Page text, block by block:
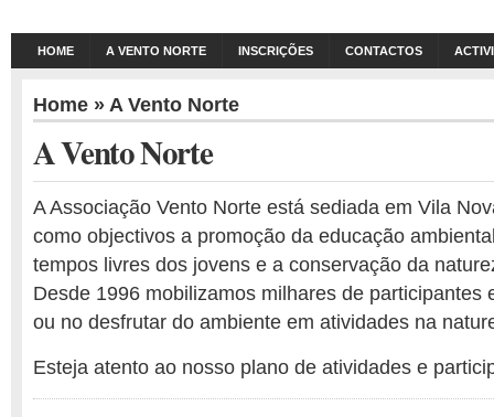
HOME A VENTO NORTE INSCRIÇÕES CONTACTOS
Home » A Vento Norte
A Vento Norte
A Associação Vento Norte está sediada em Vila
como objectivos a promoção da educação
tempos livres dos jovens e a conservação da
Desde 1996 mobilizamos milhares de participantes
ou no desfrutar do ambiente em atividades na
Esteja atento ao nosso plano de atividades e